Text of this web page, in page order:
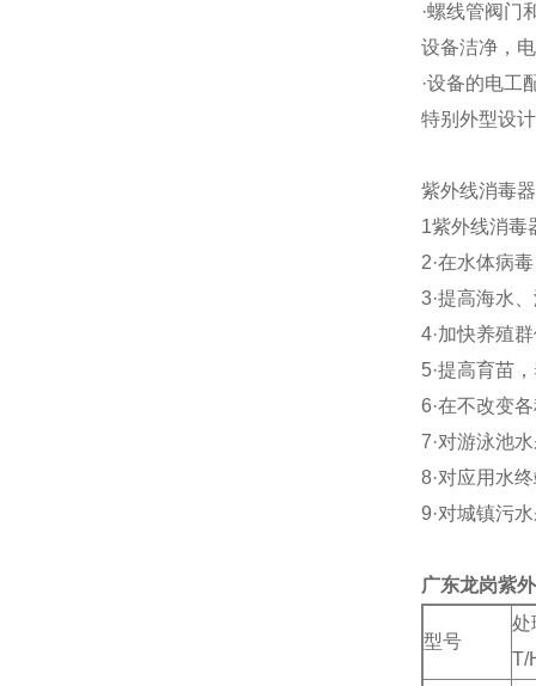
·螺线管阀门
设备洁净，
·设备的电工
特别外型设
紫外线消毒
1紫外线消毒
2·在水体病
3·提高海水
4·加快养殖
5·提高育苗
6·在不改变
7·对游泳池
8·对应用水
9·对城镇污
广东龙岗紫
型号
处
T/